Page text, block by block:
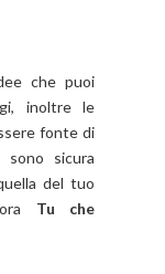
che puoi
inoltre le
fonte di
sicura
del tuo
Tu che